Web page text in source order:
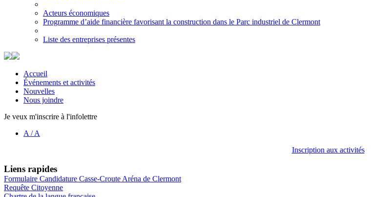
Acteurs économiques
Programme d’aide financière favorisant la construction dans le Parc industriel de Clermont
Liste des entreprises présentes
Accueil
Événements et activités
Nouvelles
Nous joindre
Je veux m'inscrire à l'infolettre
A /A
Inscription aux activités
Liens rapides
Formulaire Candidature Casse-Croute Aréna de Clermont
Requête Citoyenne